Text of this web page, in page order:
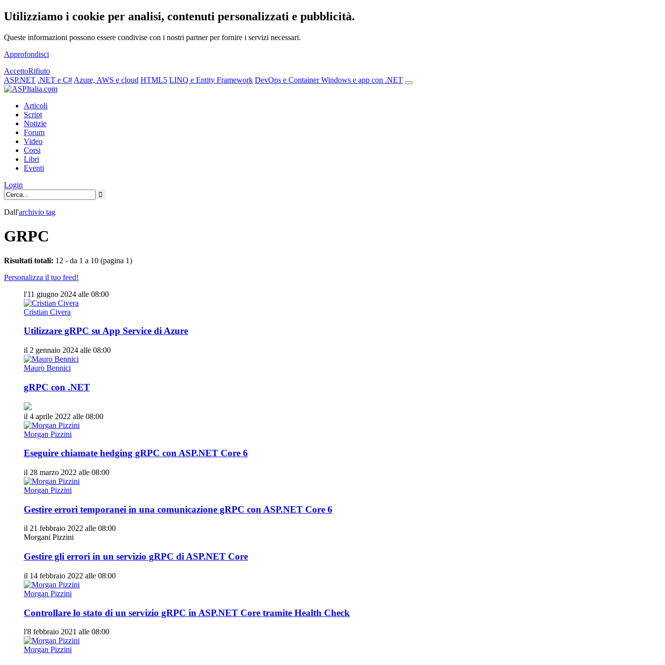
Utilizziamo i cookie per analisi, contenuti personalizzati e pubblicità.
Queste informazioni possono essere condivise con i nostri partner per fornire i servizi necessari.
Approfondisci
AccettoRifiuto
ASP.NET .NET e C# Azure, AWS e cloud HTML5 LINQ e Entity Framework DevOps e ContainerWindows e app con .NET
Articoli
Script
Notizie
Forum
Video
Corsi
Libri
Eventi
Login
Dall'archivio tag
GRPC
Risultati totali: 12 - da 1 a 10 (pagina 1)
Personalizza il tuo feed!
l'11 giugno 2024 alle 08:00
Cristian Civera
Utilizzare gRPC su App Service di Azure
il 2 gennaio 2024 alle 08:00
Mauro Bennici
gRPC con .NET
il 4 aprile 2022 alle 08:00
Morgan Pizzini
Eseguire chiamate hedging gRPC con ASP.NET Core 6
il 28 marzo 2022 alle 08:00
Morgan Pizzini
Gestire errori temporanei in una comunicazione gRPC con ASP.NET Core 6
il 21 febbraio 2022 alle 08:00
Morgani Pizzini
Gestire gli errori in un servizio gRPC di ASP.NET Core
il 14 febbraio 2022 alle 08:00
Morgan Pizzini
Controllare lo stato di un servizio gRPC in ASP.NET Core tramite Health Check
l'8 febbraio 2021 alle 08:00
Morgan Pizzini